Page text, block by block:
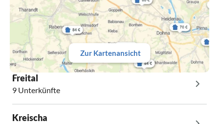
Zur Kartenansicht
Freital
9 Unterkünfte
Kreischa